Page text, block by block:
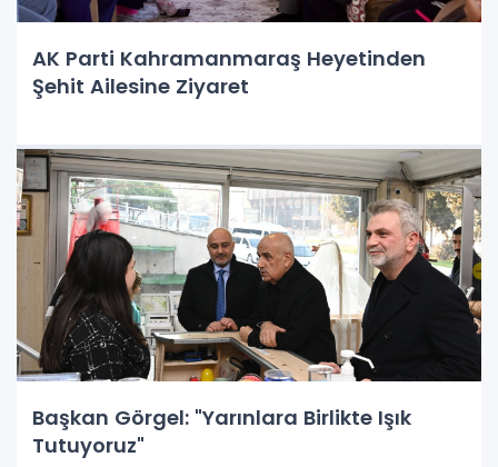
AK Parti Kahramanmaraş Heyetinden
Şehit Ailesine Ziyaret
Başkan Görgel: "Yarınlara Birlikte Işık
Tutuyoruz"